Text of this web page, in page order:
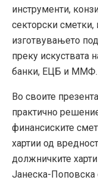
инструменти,
секторски сметки,
изготвувањето
преку искуствата
банки, ЕЦБ и ММФ.
Во своите
практично
финансиските
хартии од
должничките
Јанеска-Поповска